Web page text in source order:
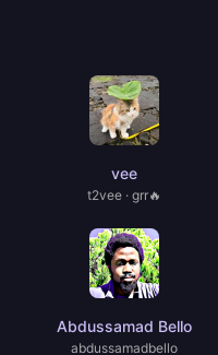
vee
t2vee · grr🔥
Abdussamad Bello
abdussamadbello